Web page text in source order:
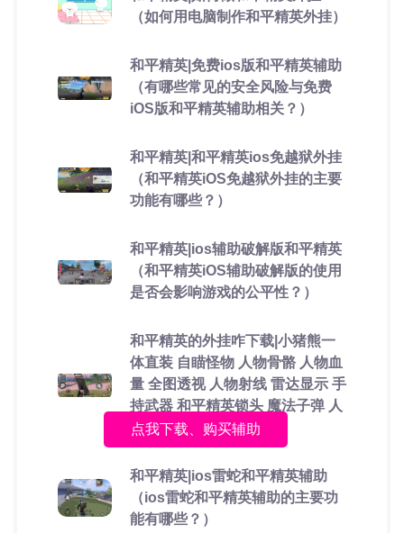
（如何用电脑制作和平精英外挂）
和平精英|免费ios版和平精英辅助
（有哪些常见的安全风险与免费
iOS版和平精英辅助相关？）
和平精英|和平精英ios免越狱外挂
（和平精英iOS免越狱外挂的主要
功能有哪些？）
和平精英|ios辅助破解版和平精英
（和平精英iOS辅助破解版的使用
是否会影响游戏的公平性？）
和平精英的外挂咋下载|小猪熊一
体直装 自瞄怪物 人物骨骼 人物血
量 全图透视 人物射线 雷达显示 手
持武器 和平精英锁头 魔法子弹 人
物透视
和平精英|ios雷蛇和平精英辅助
（ios雷蛇和平精英辅助的主要功
能有哪些？）
点我下载、购买辅助